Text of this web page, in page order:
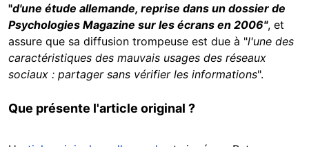
"d'une étude allemande, reprise dans un dossier de
Psychologies Magazine sur les écrans en 2006", et
assure que sa diffusion trompeuse est due à "l'une des
caractéristiques des mauvais usages des réseaux
sociaux : partager sans vérifier les informations".
Que présente l'article original ?